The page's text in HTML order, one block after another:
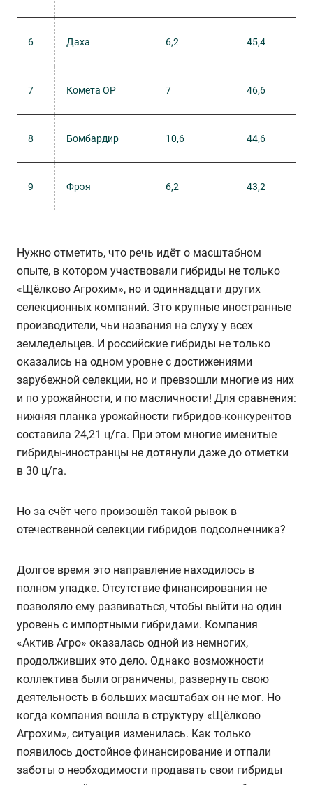
6 Даха 6,2 45,4
7 Комета ОР 7 46,6
8 Бомбардир 10,6 44,6
9 Фрэя 6,2 43,2
Нужно отметить, что речь идёт о масштабном
опыте, в котором участвовали гибриды не только
«Щёлково Агрохим», но и одиннадцати других
селекционных компаний. Это крупные иностранные
производители, чьи названия на слуху у всех
земледельцев. И российские гибриды не только
оказались на одном уровне с достижениями
зарубежной селекции, но и превзошли многие из них
и по урожайности, и по масличности! Для сравнения:
нижняя планка урожайности гибридов-конкурентов
составила 24,21 ц/га. При этом многие именитые
гибриды-иностранцы не дотянули даже до отметки
в 30 ц/га.
Но за счёт чего произошёл такой рывок в
отечественной селекции гибридов подсолнечника?
Долгое время это направление находилось в
полном упадке. Отсутствие финансирования не
позволяло ему развиваться, чтобы выйти на один
уровень с импортными гибридами. Компания
«Актив Агро» оказалась одной из немногих,
продолживших это дело. Однако возможности
коллектива были ограничены, развернуть свою
деятельность в больших масштабах он не мог. Но
когда компания вошла в структуру «Щёлково
Агрохим», ситуация изменилась. Как только
появилось достойное финансирование и отпали
заботы о необходимости продавать свои гибриды